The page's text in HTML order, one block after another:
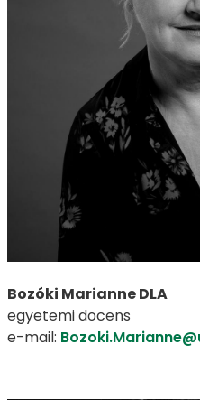
Bozóki Marianne DLA
egyetemi docens
e-mail: